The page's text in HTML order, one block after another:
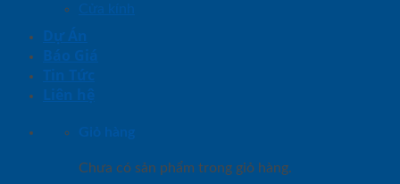
Cửa kính
Dự Án
Báo Giá
Tin Tức
Liên hệ
Giỏ hàng
Chưa có sản phẩm trong giỏ hàng.